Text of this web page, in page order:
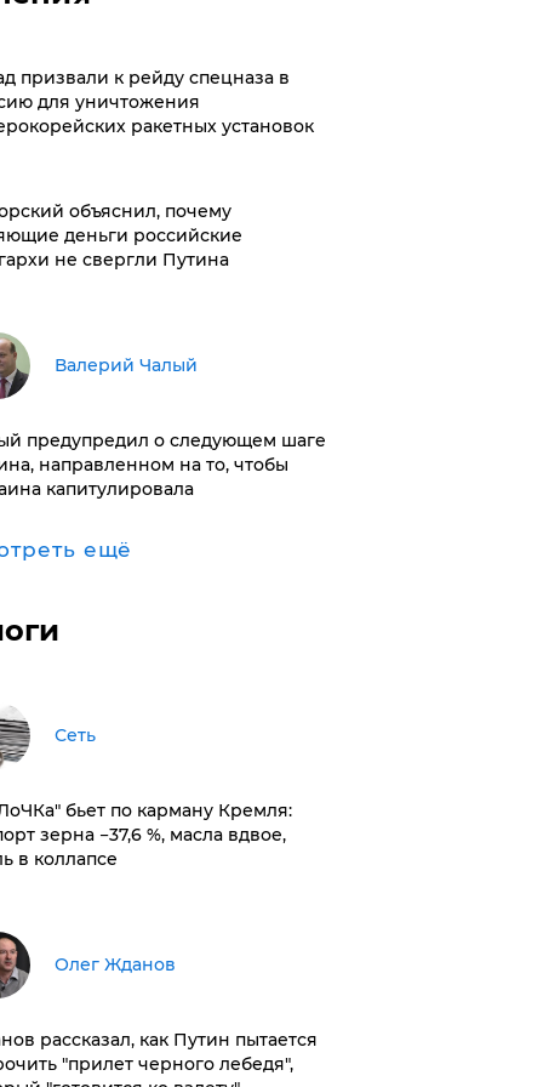
призвали к рейду спецназа в
для уничтожения
ракетных установок
объяснил, почему
деньги российские
не свергли Путина
Валерий Чалый
предупредил о следующем шаге
направленном на то, чтобы
капитулировала
ещё
Сеть
бьет по карману Кремля:
зерна −37,6 %, масла вдвое,
в коллапсе
Олег Жданов
рассказал, как Путин пытается
"прилет черного лебедя",